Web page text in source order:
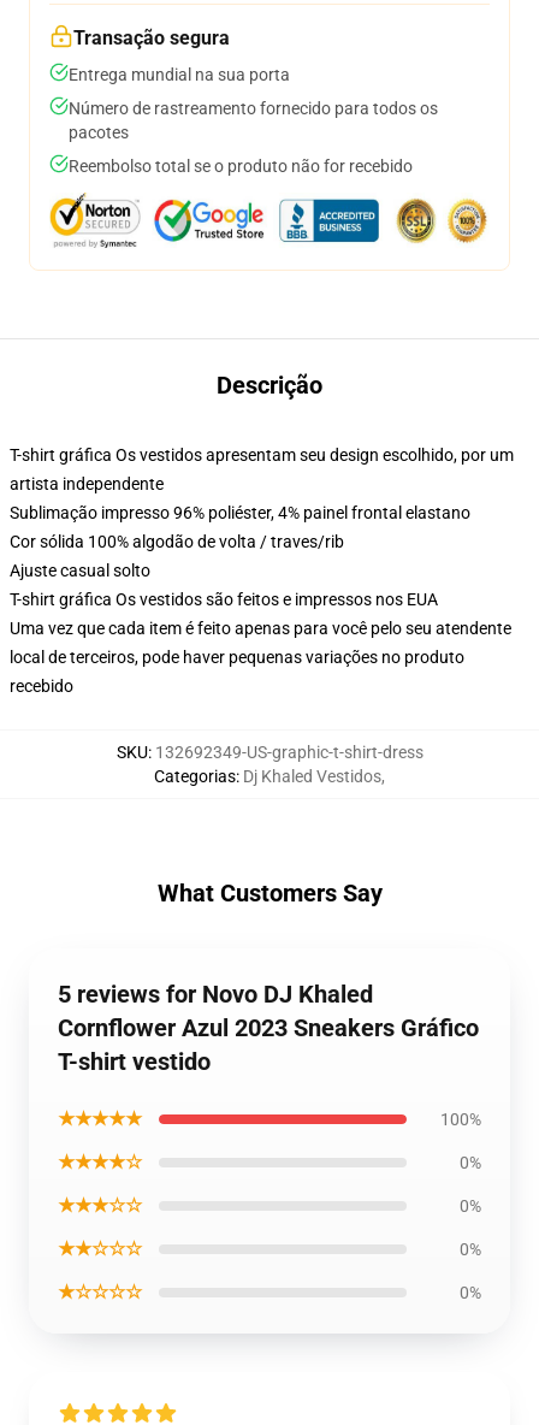
Transação segura
Entrega mundial na sua porta
Número de rastreamento fornecido para todos os
pacotes
Reembolso total se o produto não for recebido
Descrição
T-shirt gráfica Os vestidos apresentam seu design escolhido, por um
artista independente
Sublimação impresso 96% poliéster, 4% painel frontal elastano
Cor sólida 100% algodão de volta / traves/rib
Ajuste casual solto
T-shirt gráfica Os vestidos são feitos e impressos nos EUA
Uma vez que cada item é feito apenas para você pelo seu atendente
local de terceiros, pode haver pequenas variações no produto
recebido
SKU: 132692349-US-graphic-t-shirt-dress
Categorias: Dj Khaled Vestidos,
What Customers Say
5 reviews for Novo DJ Khaled
Cornflower Azul 2023 Sneakers Gráfico
T-shirt vestido
★★★★★ 100%
★★★★☆ 0%
★★★☆☆ 0%
★★☆☆☆ 0%
★☆☆☆☆ 0%